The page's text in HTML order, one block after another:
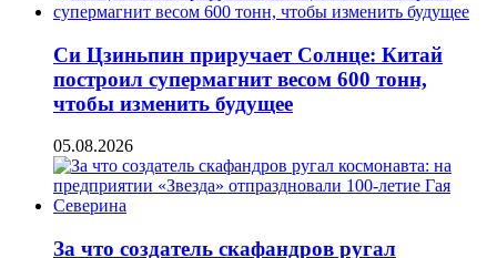
Си Цзиньпин приручает Солнце: Китай
построил супермагнит весом 600 тонн,
чтобы изменить будущее
05.08.2026
За что создатель скафандров ругал